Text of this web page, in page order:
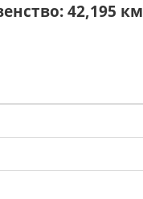
42,195 км